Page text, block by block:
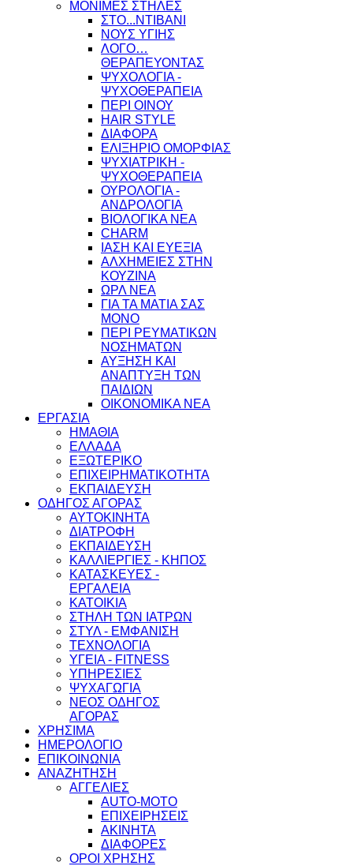
ΜΟΝΙΜΕΣ ΣΤΗΛΕΣ
ΣΤΟ...ΝΤΙΒΑΝΙ
ΝΟΥΣ ΥΓΙΗΣ
ΛΟΓΟ…
ΘΕΡΑΠΕΥΟΝΤΑΣ
ΨΥΧΟΛΟΓΙΑ -
ΨΥΧΟΘΕΡΑΠΕΙΑ
ΠΕΡΙ ΟΙΝΟΥ
HAIR STYLE
ΔΙΑΦΟΡΑ
ΕΛΙΞΗΡΙΟ ΟΜΟΡΦΙΑΣ
ΨΥΧΙΑΤΡΙΚΗ -
ΨΥΧΟΘΕΡΑΠΕΙΑ
ΟΥΡΟΛΟΓΙΑ -
ΑΝΔΡΟΛΟΓΙΑ
ΒΙΟΛΟΓΙΚΑ ΝΕΑ
CHARM
ΙΑΣΗ ΚΑΙ ΕΥΕΞΙΑ
ΑΛΧΗΜΕΙΕΣ ΣΤΗΝ
ΚΟΥΖΙΝΑ
ΩΡΛ ΝEA
ΓΙΑ ΤΑ ΜΑΤΙΑ ΣΑΣ
ΜΟΝΟ
ΠΕΡΙ ΡΕΥΜΑΤΙΚΩΝ
ΝΟΣΗΜΑΤΩΝ
ΑΥΞΗΣΗ ΚΑΙ
ΑΝΑΠΤΥΞΗ ΤΩΝ
ΠΑΙΔΙΩΝ
ΟΙΚΟΝΟΜΙΚΑ ΝΕΑ
ΕΡΓΑΣΙΑ
ΗΜΑΘΙΑ
ΕΛΛΑΔΑ
ΕΞΩΤΕΡΙΚΟ
ΕΠΙΧΕΙΡΗΜΑΤΙΚΟΤΗΤΑ
ΕΚΠΑΙΔΕΥΣΗ
ΟΔΗΓΟΣ ΑΓΟΡΑΣ
ΑΥΤΟΚΙΝΗΤΑ
ΔΙΑΤΡΟΦΗ
ΕΚΠΑΙΔΕΥΣΗ
ΚΑΛΛΙΕΡΓΙΕΣ - ΚΗΠΟΣ
ΚΑΤΑΣΚΕΥΕΣ -
ΕΡΓΑΛΕΙΑ
ΚΑΤΟΙΚΙΑ
ΣΤΗΛΗ ΤΩΝ ΙΑΤΡΩΝ
ΣΤΥΛ - ΕΜΦΑΝΙΣΗ
ΤΕΧΝΟΛΟΓΙΑ
ΥΓΕΙΑ - FITNESS
ΥΠΗΡΕΣΙΕΣ
ΨΥΧΑΓΩΓΙΑ
ΝΕΟΣ ΟΔΗΓΟΣ
ΑΓΟΡΑΣ
ΧΡΗΣΙΜΑ
ΗΜΕΡΟΛΟΓΙΟ
ΕΠΙΚΟΙΝΩΝΙΑ
ΑΝΑΖΗΤΗΣΗ
ΑΓΓΕΛΙΕΣ
AUTO-MOTO
ΕΠΙΧΕΙΡΗΣΕΙΣ
ΑΚΙΝΗΤΑ
ΔΙΑΦΟΡΕΣ
ΟΡΟΙ ΧΡΗΣΗΣ